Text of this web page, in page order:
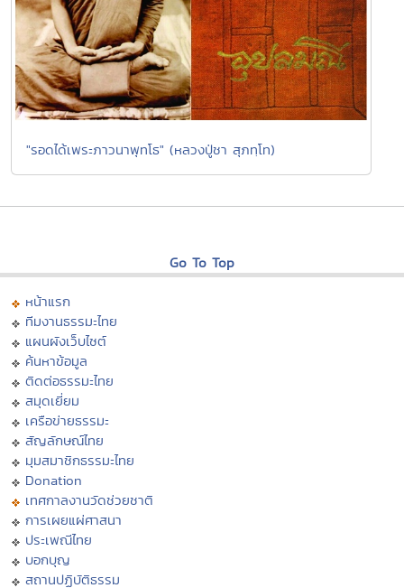
"รอดได้เพระภาวนาพุทโธ" (หลวงปู่ชา สุภทฺโท)
Go To Top
หน้าแรก
ทีมงานธรรมะไทย
แผนผังเว็บไซต์
ค้นหาข้อมูล
ติดต่อธรรมะไทย
สมุดเยี่ยม
เครือข่ายธรรมะ
สัญลักษณ์ไทย
มุมสมาชิกธรรมะไทย
Donation
เทศกาลงานวัดช่วยชาติ
การเผยแผ่ศาสนา
ประเพณีไทย
บอกบุญ
สถานปฏิบัติธรรม